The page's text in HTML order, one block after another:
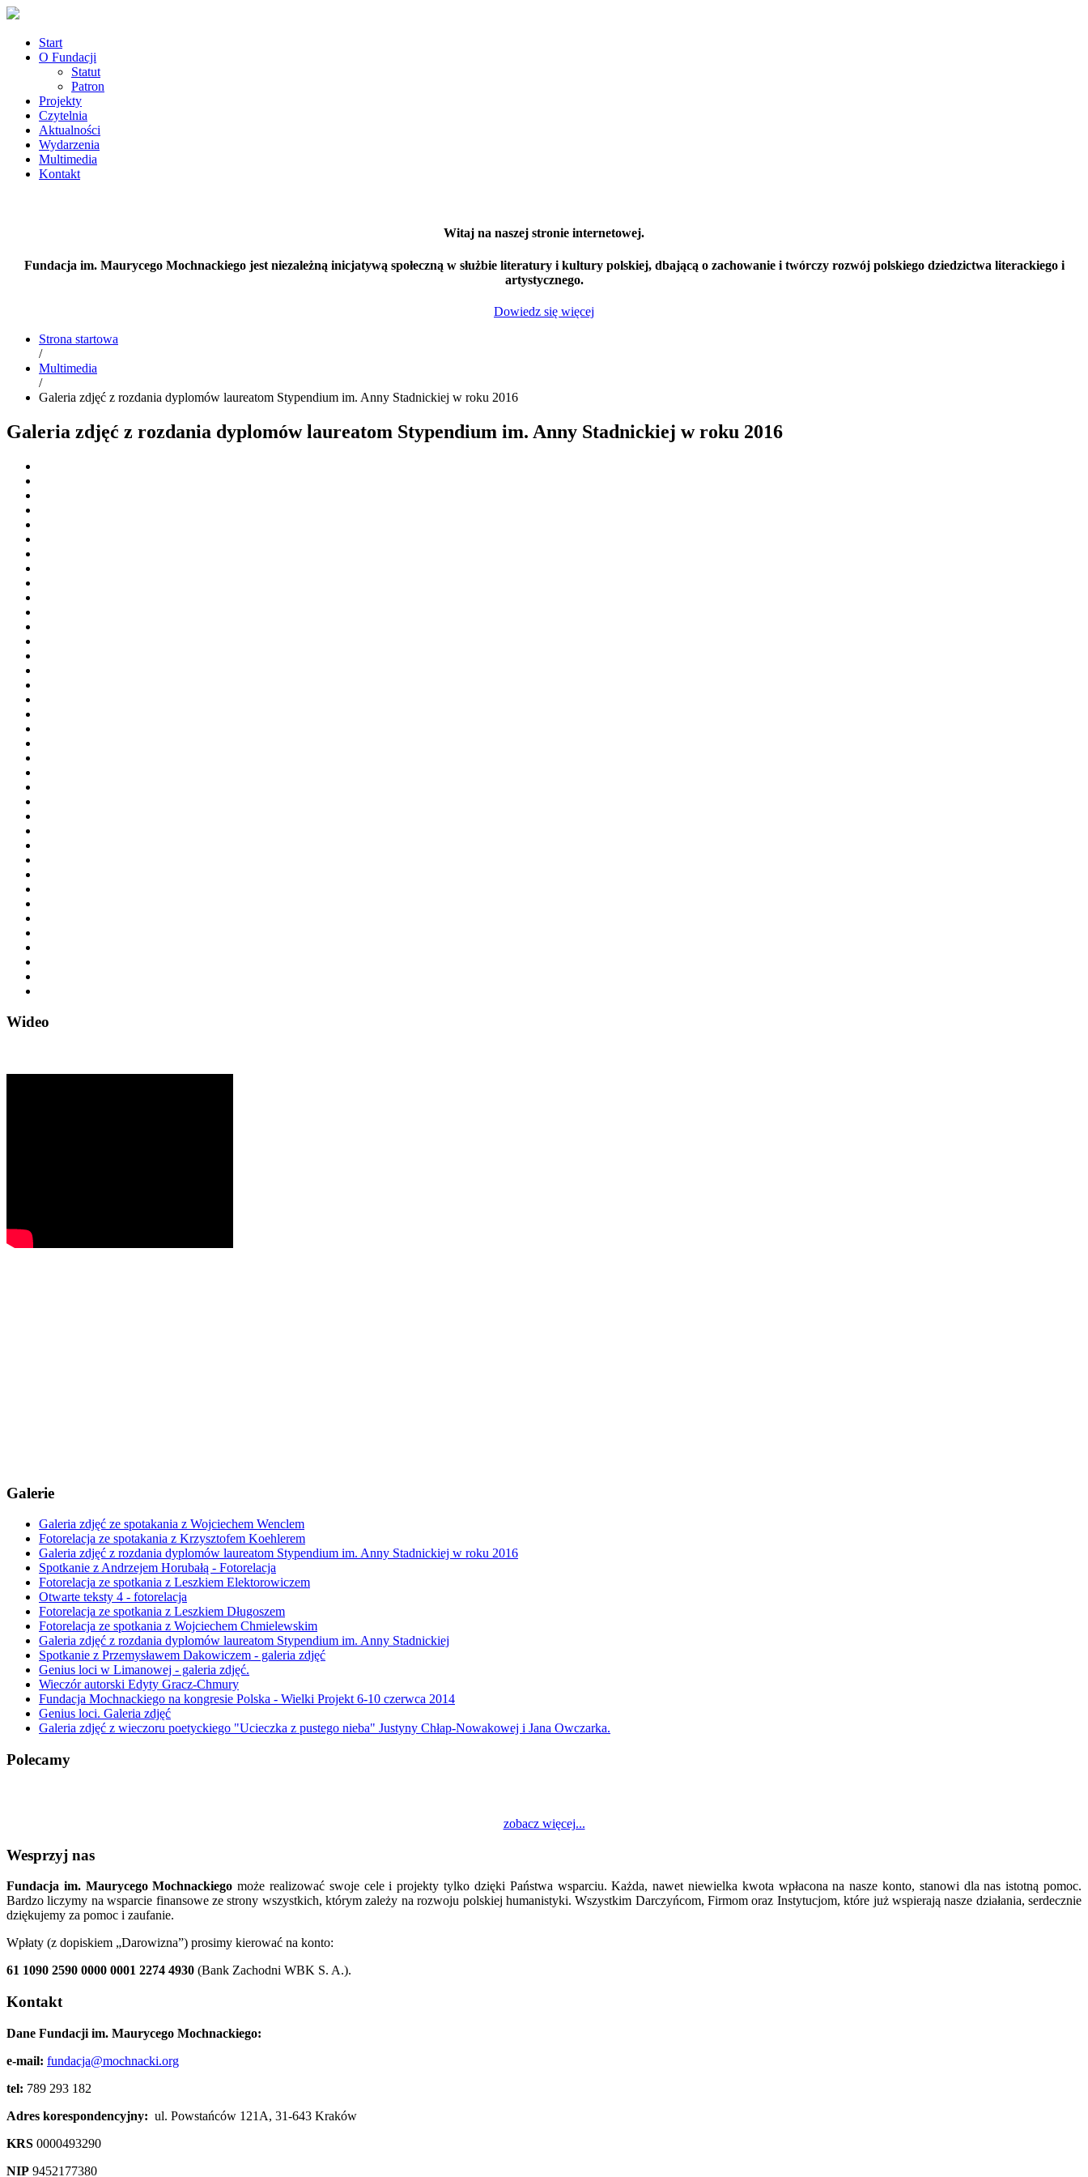
Start
O Fundacji
Statut
Patron
Projekty
Czytelnia
Aktualności
Wydarzenia
Multimedia
Kontakt
Witaj na naszej stronie internetowej.
Fundacja im. Maurycego Mochnackiego jest niezależną inicjatywą społeczną w służbie literatury i kultury polskiej, dbającą o zachowanie i twórczy rozwój polskiego dziedzictwa literackiego i
artystycznego.
Dowiedz się więcej
Strona startowa
/
Multimedia
/
Galeria zdjęć z rozdania dyplomów laureatom Stypendium im. Anny Stadnickiej w roku 2016
Galeria zdjęć z rozdania dyplomów laureatom Stypendium im. Anny Stadnickiej w roku 2016
Wideo
Galerie
Galeria zdjęć ze spotakania z Wojciechem Wenclem
Fotorelacja ze spotakania z Krzysztofem Koehlerem
Galeria zdjęć z rozdania dyplomów laureatom Stypendium im. Anny Stadnickiej w roku 2016
Spotkanie z Andrzejem Horubałą - Fotorelacja
Fotorelacja ze spotkania z Leszkiem Elektorowiczem
Otwarte teksty 4 - fotorelacja
Fotorelacja ze spotkania z Leszkiem Długoszem
Fotorelacja ze spotkania z Wojciechem Chmielewskim
Galeria zdjęć z rozdania dyplomów laureatom Stypendium im. Anny Stadnickiej
Spotkanie z Przemysławem Dakowiczem - galeria zdjęć
Genius loci w Limanowej - galeria zdjęć.
Wieczór autorski Edyty Gracz-Chmury
Fundacja Mochnackiego na kongresie Polska - Wielki Projekt 6-10 czerwca 2014
Genius loci. Galeria zdjęć
Galeria zdjęć z wieczoru poetyckiego "Ucieczka z pustego nieba" Justyny Chłap-Nowakowej i Jana Owczarka.
Polecamy
zobacz więcej...
Wesprzyj nas
Fundacja im. Maurycego Mochnackiego może realizować swoje cele i projekty tylko dzięki Państwa wsparciu. Każda, nawet niewielka kwota wpłacona na nasze konto, stanowi dla nas istotną pomoc.
Bardzo liczymy na wsparcie finansowe ze strony wszystkich, którym zależy na rozwoju polskiej humanistyki. Wszystkim Darczyńcom, Firmom oraz Instytucjom, które już wspierają nasze działania, serdecznie
dziękujemy za pomoc i zaufanie.
Wpłaty (z dopiskiem „Darowizna”) prosimy kierować na konto:
61 1090 2590 0000 0001 2274 4930 (Bank Zachodni WBK S. A.).
Kontakt
Dane Fundacji im. Maurycego Mochnackiego:
e-mail: fundacja@mochnacki.org
tel: 789 293 182
Adres korespondencyjny: ul. Powstańców 121A, 31-643 Kraków
KRS 0000493290
NIP 9452177380